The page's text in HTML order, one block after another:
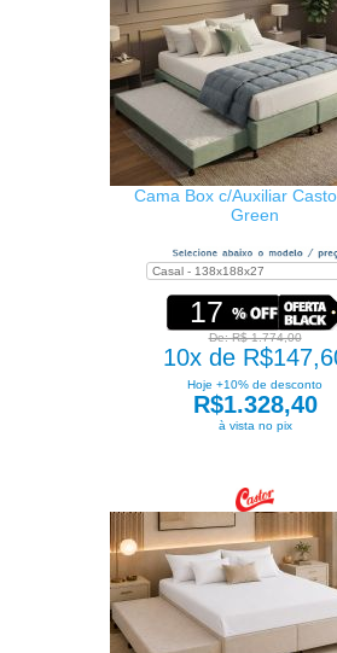
Cama Box c/Auxiliar
Green
17
De: R$ 1.774,00
10x de
Hoje +10% de desconto
R$1.328,40
à vista no pix